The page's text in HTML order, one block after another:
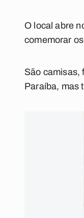
O local abre
comemorar
São camisas,
Paraíba, mas